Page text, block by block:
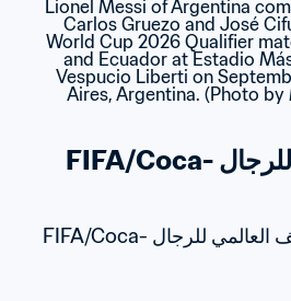
التصنيف العالمي للرجال FIFA/Coca-
أحدث نسخة من التصنيف العالمي للرجال FIFA/Coca-